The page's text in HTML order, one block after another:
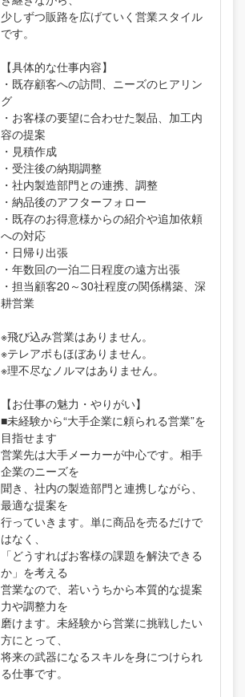
少しずつ販路を広げていく営業スタイル
です。
【具体的な仕事内容】
・既存顧客への訪問、ニーズのヒアリン
グ
・お客様の要望に合わせた製品、加工内
容の提案
・見積作成
・受注後の納期調整
・社内製造部門との連携、調整
・納品後のアフターフォロー
・既存のお得意様からの紹介や追加依頼
への対応
・日帰り出張
・年数回の一泊二日程度の遠方出張
・担当顧客20～30社程度の関係構築、深
耕営業
※飛び込み営業はありません。
※テレアポもほぼありません。
※理不尽なノルマはありません。
【お仕事の魅力・やりがい】
■未経験から“大手企業に頼られる営業”を
目指せます
営業先は大手メーカーが中心です。相手
企業のニーズを
聞き、社内の製造部門と連携しながら、
最適な提案を
行っていきます。単に商品を売るだけで
はなく、
「どうすればお客様の課題を解決できる
か」を考える
営業なので、若いうちから本質的な提案
力や調整力を
磨けます。未経験から営業に挑戦したい
方にとって、
将来の武器になるスキルを身につけられ
る仕事です。